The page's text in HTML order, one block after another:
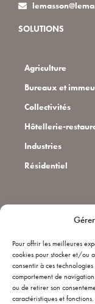
Pour offrir les meilleures
cookies pour stocker et/ou
consentir à ces
comportement de
ou de retirer son
caractéristiques et fonctions.
SOLUTIONS
Agriculture
Bureaux et
Collectivités
Hôtellerie-
Industries
Résidentiel
Installateurs
Qui sommes nous
FAQ